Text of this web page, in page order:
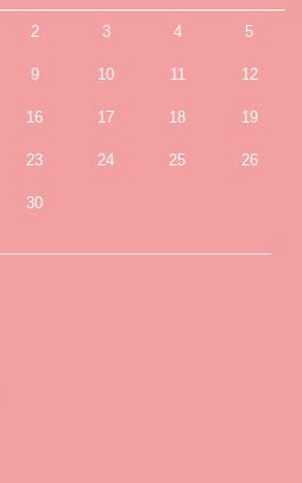
2 3 4 5
9 10 11 12
16 17 18 19
23 24 25 26
30